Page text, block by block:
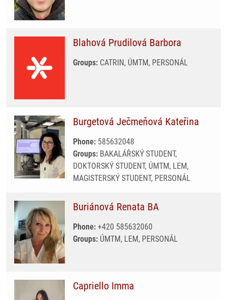
Blahová Prudilová Barbora
Groups: CATRIN, ÚMTM, PERSONÁL
Burgetová Ječmeňová Kateřina
Phone: 585632048
Groups: BAKALÁŘSKÝ STUDENT,
DOKTORSKÝ STUDENT, ÚMTM, LEM,
MAGISTERSKÝ STUDENT, PERSONÁL
Buriánová Renata BA
Phone: +420 585632060
Groups: ÚMTM, LEM, PERSONÁL
Capriello Imma